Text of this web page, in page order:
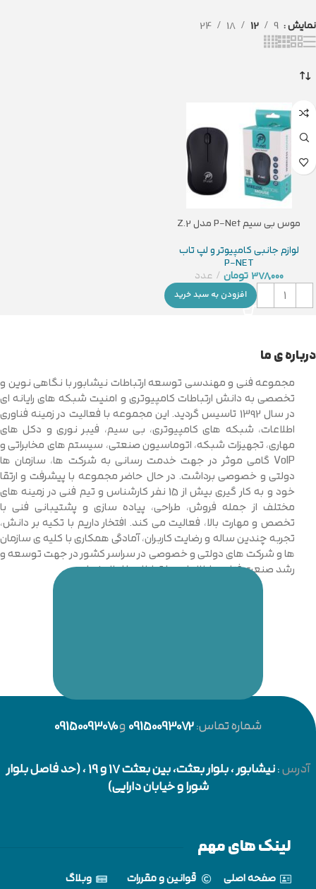
نمایش 9
12
18
24
موس بی سیم P-Net مدل Z.2
لوازم جانبی کامپیوتر و لپ تاب
P-NET
378,000 تومان عدد
افزودن به سبد خرید
درباره ی ما
مجموعه فنی و مهندسی توسعه ارتباطات نیشابور با نگاهی نوین و
تخصصی به دانش ارتباطات کامپیوتری و امنیت شبکه های رایانه ای
در سال 1392 تاسیس گردید. این مجموعه با فعالیت در زمینه فناوری
اطلاعات، شبکه های کامپیوتری، بی سیم، فیبر نوری و دکل های
مهاری، تجهیزات شبکه، اتوماسیون صنعتی، سیستم های مخابراتی و
VoIP گامی موثر در جهت خدمت رسانی به شرکت ها، سازمان ها
دولتی و خصوصی برداشت. در حال حاضر مجموعه با پیشرفت و ارتقا
خود و به کار گیری بیش از 15 نفر کارشناس و تیم فنی در زمینه های
مختلف از جمله فروش، طراحی، پیاده سازی و پشتیبانی فنی با
تخصص و مهارت بالا، فعالیت می کند. افتخار داریم با تکیه بر دانش،
تجربه چندین ساله و رضایت کاربران، آمادگی همکاری با کلیه ی سازمان
ها و شرکت های دولتی و خصوصی در سراسر کشور در جهت توسعه و
رشد صنعت فناوری اطلاعات و ارتباطات را اعلام نماییم.
شماره تماس:09150093072و09150093070
آدرس:نیشابور
، بلوار بعثت، بین بعثت 17 و 19 ، (حد فاصل بلوار
شورا و خیابان دارایی)
لینک های مهم
صفحه اصلی قوانین و مقررات وبلاگ